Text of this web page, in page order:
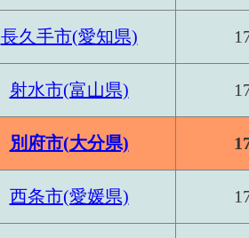
長久手市(愛知県)
射水市(富山県)
別府市(大分県)
西条市(愛媛県)